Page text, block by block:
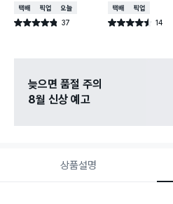
택배배송매장픽업오늘배송
별점 4.8점 37
건 작성
택배배송매장픽업
별점 4.5점 14
건 작성
늦으면 품절 주의
8월 신상 예고
상품설명